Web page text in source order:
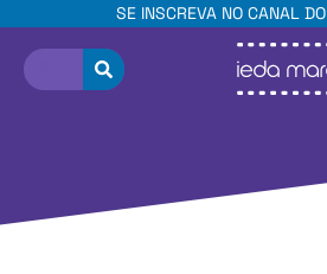
SE INSCREVA NO CANAL DO